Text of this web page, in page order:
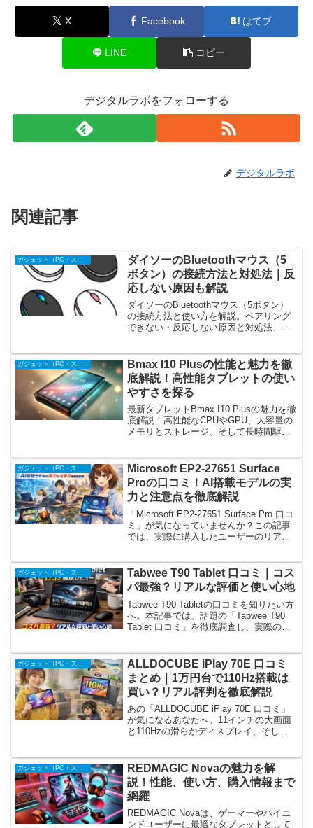
X Facebook はてブ
LINE コピー
デジタルラボをフォローする
デジタルラボ
関連記事
ダイソーのBluetoothマウス（5
ボタン）の接続方法と対処法｜反
応しない原因も解説
ダイソーのBluetoothマウス（5ボタン）
の接続方法と使い方を解説。ペアリング
できない・反応しない原因と対処法、実
Bmax I10 Plusの性能と魅力を徹
底解説！高性能タブレットの使い
やすさを探る
最新タブレットBmax I10 Plusの魅力を徹
底解説！高性能なCPUやGPU、大容量の
メモリとストレージ、そして長時間駆動
紹介します。また、メタルボディや軽量
設計、...
ガジェット（PC・スマホ周辺機器）
Microsoft EP2-27651 Surface
Proの口コミ！AI搭載モデルの実
力と注意点を徹底解説
「Microsoft EP2-27651 Surface Pro 口コ
ミ」が気になっていませんか？この記事
では、実際に購入したユーザーのリアル
徹底的に解説して...
ガジェット（PC・スマホ周辺機器）
Tabwee T90 Tablet 口コミ｜コス
パ最強？リアルな評価と使い心地
Tabwee T90 Tabletの口コミを知りたい方
へ。本記事では、話題の「Tabwee T90
Tablet 口コミ」を徹底調査し、実際のユ
能や、Netflixも高...
ALLDOCUBE iPlay 70E 口コミ
まとめ｜1万円台で110Hz搭載は
買い？リアル評判を徹底解説
あの「ALLDOCUBE iPlay 70E 口コミ」
が気になるあなたへ。11インチの大画面
と110Hzの滑らかディスプレイ、そして1
や評価はどうなの？バッテリーの持ち...
ガジェット（PC・スマホ周辺機器）
REDMAGIC Novaの魅力を解
説！性能、使い方、購入情報まで
網羅
REDMAGIC Novaは、ゲーマーやハイエ
ンドユーザーに最適なタブレットとして